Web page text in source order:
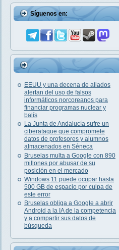
Síguenos en:
EEUU y una decena de aliados
alertan del uso de falsos
informáticos norcoreanos para
financiar programas nuclear y
balís
La Junta de Andalucía sufre un
ciberataque que compromete
datos de profesores y alumnos
almacenados en Séneca
Bruselas multa a Google con 890
millones por abusar de su
posición en el mercado
Windows 11 puede ocupar hasta
500 GB de espacio por culpa de
este error
Bruselas obliga a Google a abrir
Android a la IA de la competencia
y a compartir sus datos de
búsqueda